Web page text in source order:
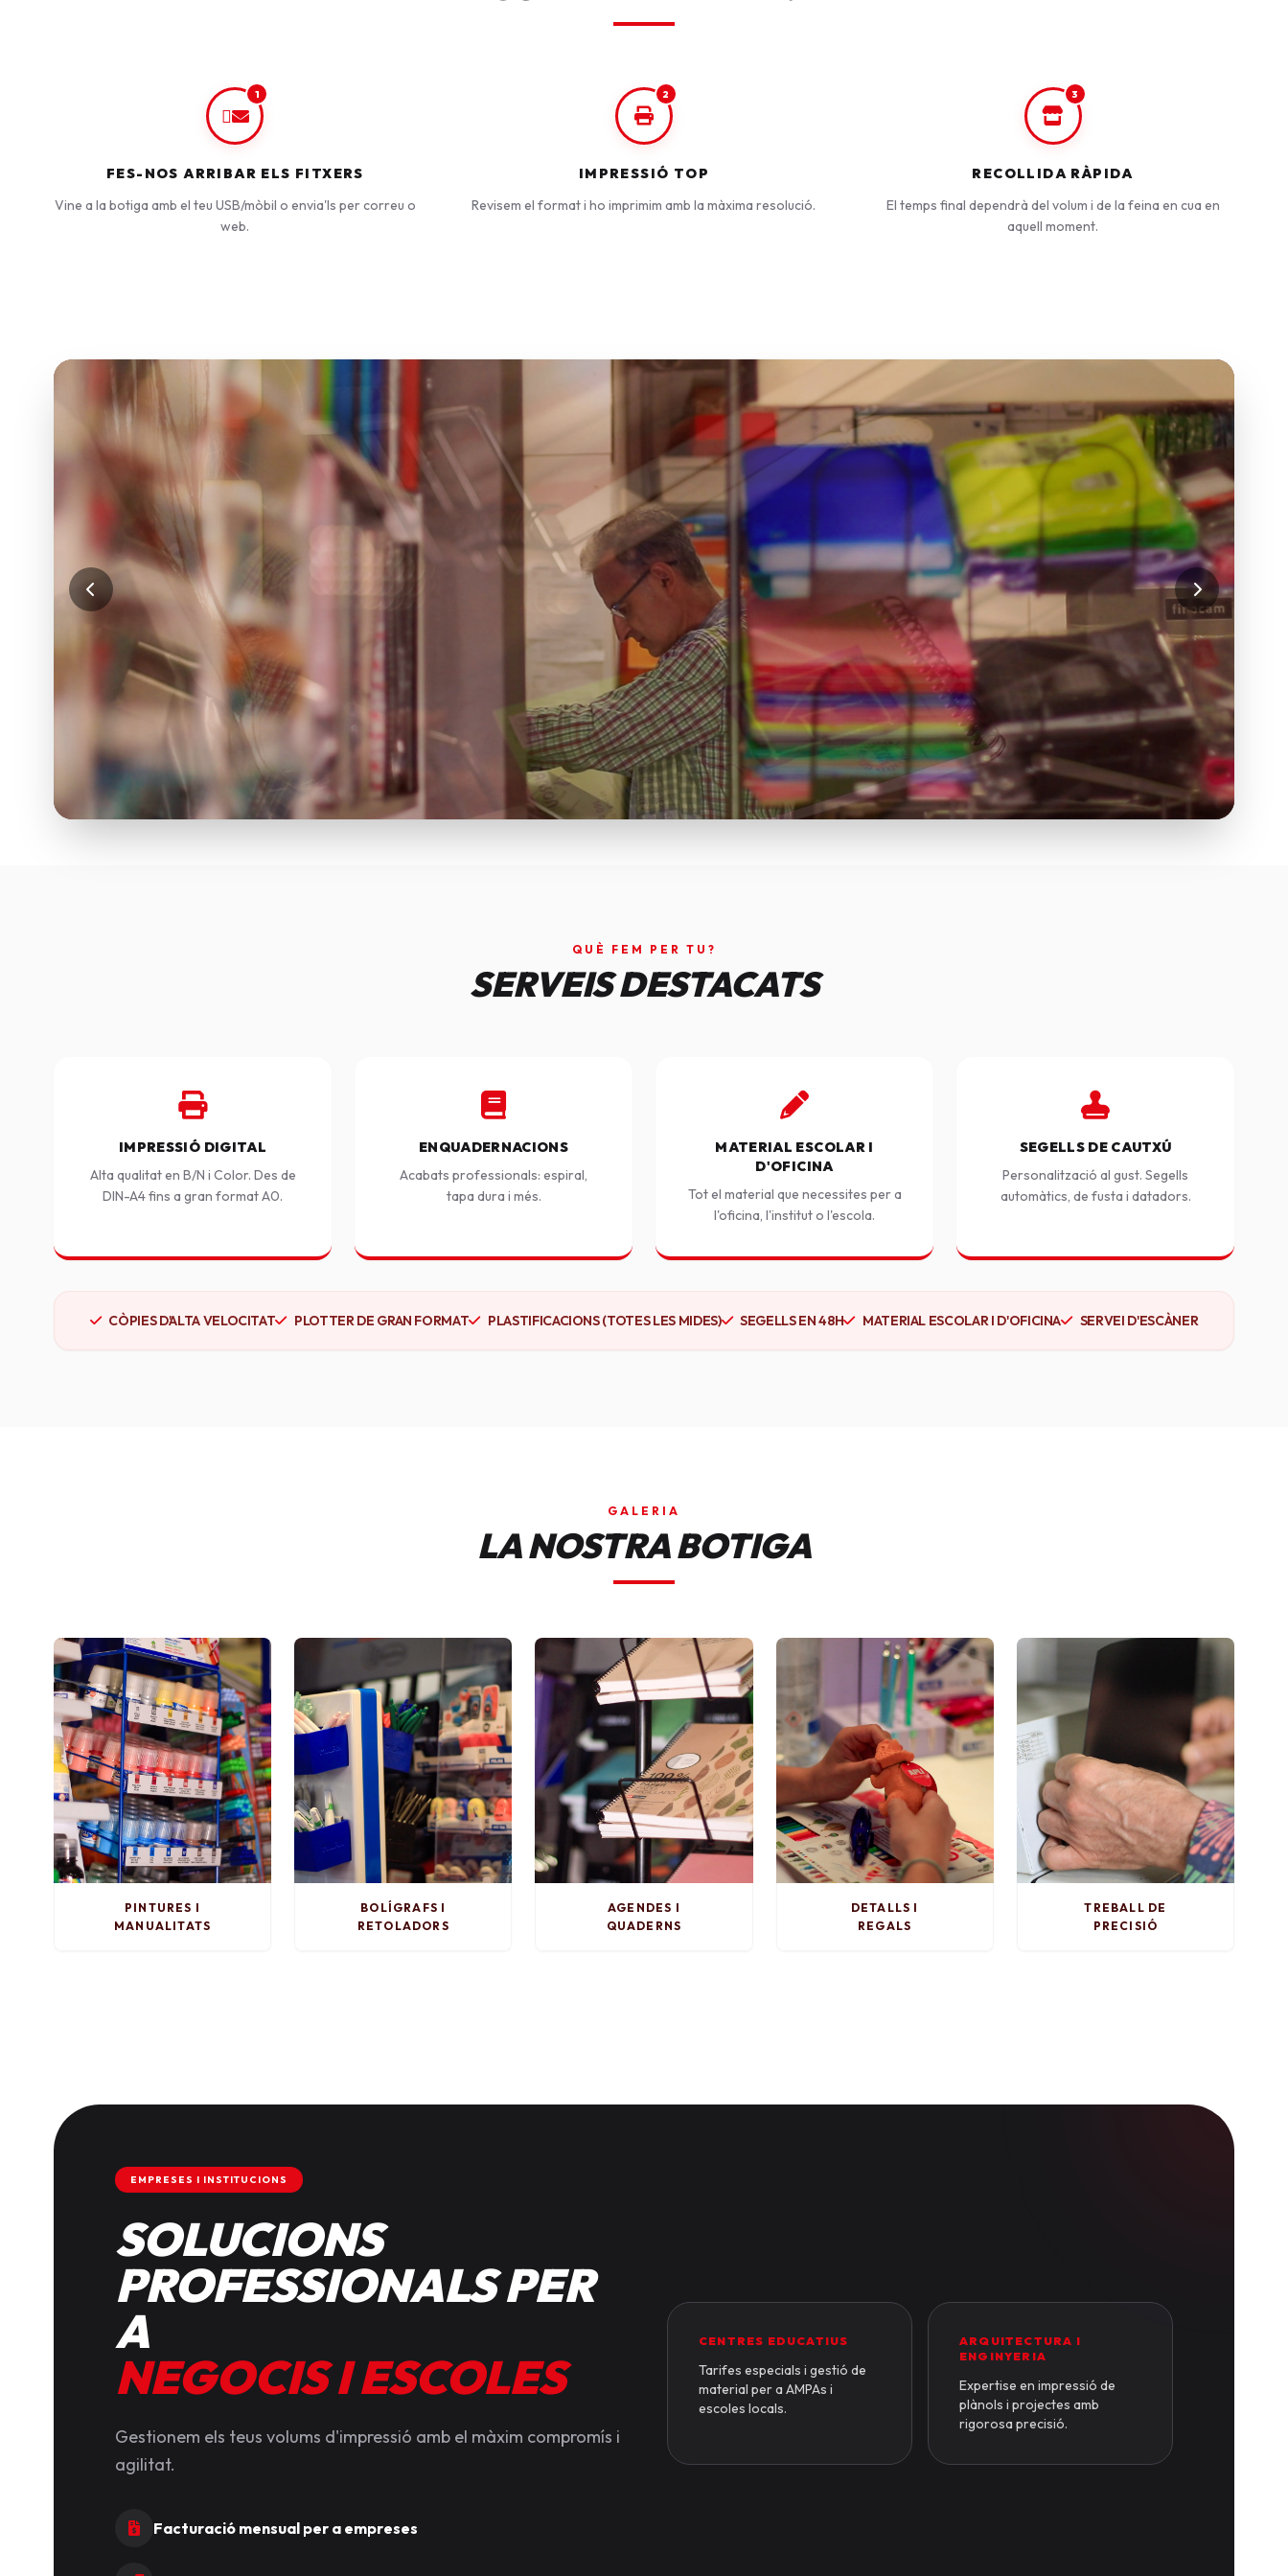
1
FES-NOS ARRIBAR ELS FITXERS
Vine a la botiga amb el teu USB/mòbil o envia'ls per correu o
web.
2
IMPRESSIÓ TOP
Revisem el format i ho imprimim amb la màxima resolució.
3
RECOLLIDA RÀPIDA
El temps final dependrà del volum i de la feina en cua en
aquell moment.
QUÈ FEM PER TU?
SERVEIS DESTACATS
IMPRESSIÓ DIGITAL
Alta qualitat en B/N i Color. Des de
DIN-A4 fins a gran format A0.
ENQUADERNACIONS
Acabats professionals: espiral,
tapa dura i més.
MATERIAL ESCOLAR I
D'OFICINA
Tot el material que necessites per a
l'oficina, l'institut o l'escola.
SEGELLS DE CAUTXÚ
Personalització al gust. Segells
automàtics, de fusta i datadors.
CÒPIES D'ALTA VELOCITAT PLOTTER DE GRAN FORMAT PLASTIFICACIONS (TOTES LES MIDES) SEGELLS EN 48H MATERIAL ESCOLAR I D'OFICINA SERVEI D'ESCÀNER
GALERIA
LA NOSTRA BOTIGA
PINTURES I
MANUALITATS
BOLÍGRAFS I
RETOLADORS
AGENDES I
QUADERNS
DETALLS I
REGALS
TREBALL DE
PRECISIÓ
EMPRESES I INSTITUCIONS
SOLUCIONS
PROFESSIONALS PER
A
NEGOCIS I ESCOLES
Gestionem els teus volums d'impressió amb el màxim compromís i
agilitat.
Facturació mensual per a empreses
CENTRES EDUCATIUS
Tarifes especials i gestió de
material per a AMPAs i
escoles locals.
ARQUITECTURA I
ENGINYERIA
Expertise en impressió de
plànols i projectes amb
rigorosa precisió.